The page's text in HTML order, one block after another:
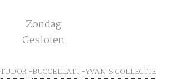
Zondag
Gesloten
TUDOR BUCCELLATI YVAN'S COLLECTIE